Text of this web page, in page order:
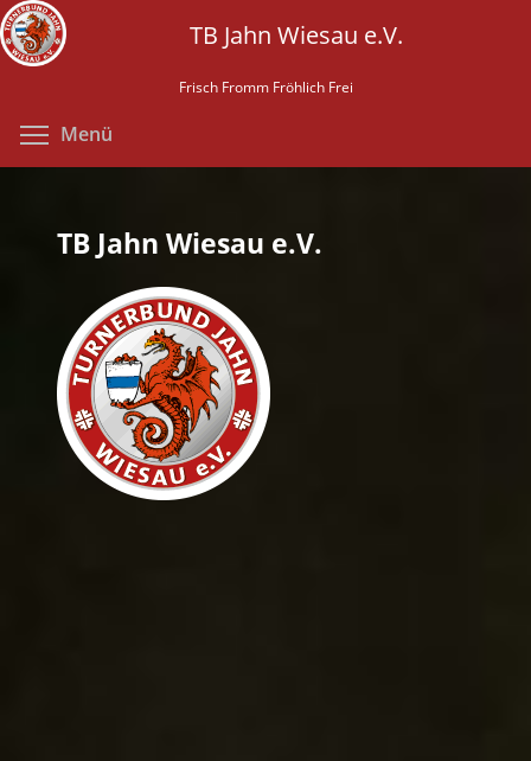
Direkt
zum
Inhalt
TB Jahn Wiesau e.V.
Frisch Fromm Fröhlich Frei
Menü
TB Jahn Wiesau e.V.